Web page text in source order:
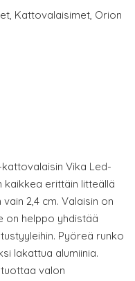
, Kattovalaisimet, Orion
Vika Led-
kaikkea erittäin litteällä
2,4 cm. Valaisin on
on helppo yhdistää
Pyöreä runko
lakattua alumiinia.
valon